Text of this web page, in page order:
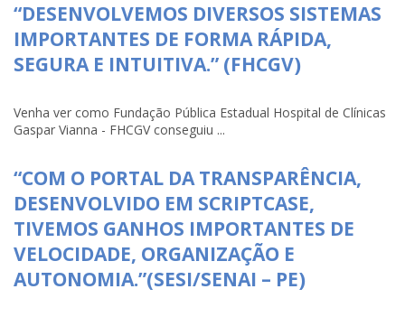
“DESENVOLVEMOS DIVERSOS SISTEMAS
IMPORTANTES DE FORMA RÁPIDA,
SEGURA E INTUITIVA.” (FHCGV)
Venha ver como Fundação Pública Estadual Hospital de Clínicas
Gaspar Vianna - FHCGV conseguiu ...
“COM O PORTAL DA TRANSPARÊNCIA,
DESENVOLVIDO EM SCRIPTCASE,
TIVEMOS GANHOS IMPORTANTES DE
VELOCIDADE, ORGANIZAÇÃO E
AUTONOMIA.”(SESI/SENAI – PE)